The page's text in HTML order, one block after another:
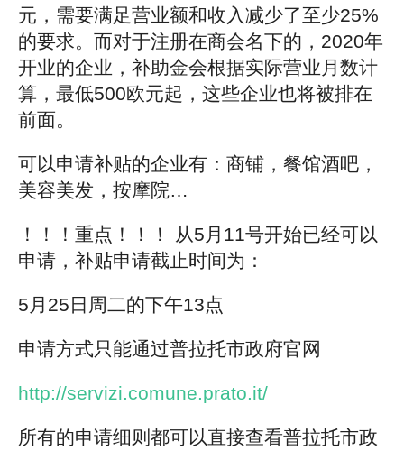
元，需要满足营业额和收入减少了至少25%
的要求。而对于注册在商会名下的，2020年
开业的企业，补助金会根据实际营业月数计
算，最低500欧元起，这些企业也将被排在
前面。
可以申请补贴的企业有：商铺，餐馆酒吧，
美容美发，按摩院…
！！！重点！！！ 从5月11号开始已经可以
申请，补贴申请截止时间为：
5月25日周二的下午13点
申请方式只能通过普拉托市政府官网
http://servizi.comune.prato.it/
所有的申请细则都可以直接查看普拉托市政